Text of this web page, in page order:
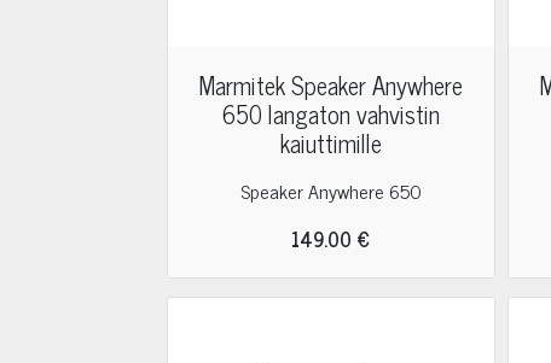
Marmitek Speaker Anywhere
650 langaton vahvistin
kaiuttimille
Speaker Anywhere 650
149.00 €